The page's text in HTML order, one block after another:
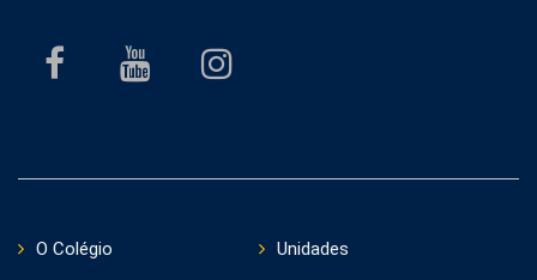
O Colégio
Unidades